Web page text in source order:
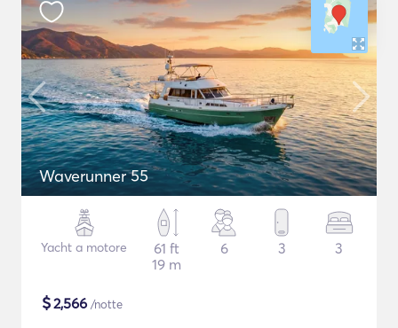
Waverunner 55
Yacht a motore
61 ft
19 m
6 3 3
$2,566 /notte